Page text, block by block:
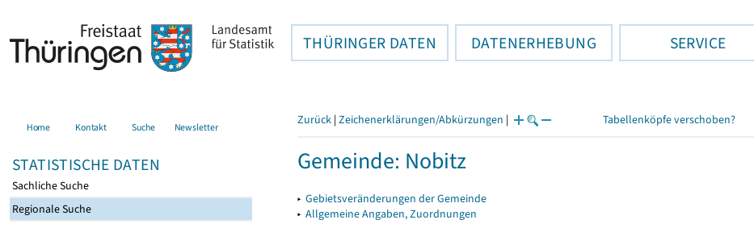
THÜRINGER DATEN DATENERHEBUNG SERVICE
Home Kontakt Suche Newsletter
STATISTISCHE DATEN
Sachliche Suche
Regionale Suche
Zurück | Zeichenerklärungen/Abkürzungen | Tabellenköpfe verschoben?
Gemeinde: Nobitz
▸ Gebietsveränderungen der Gemeinde
▸ Allgemeine Angaben, Zuordnungen